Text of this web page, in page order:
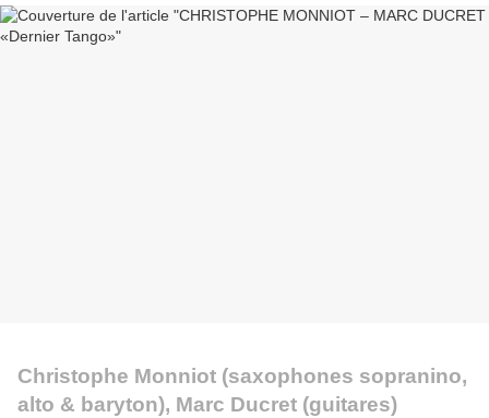
Christophe Monniot (saxophones sopranino,
alto & baryton), Marc Ducret (guitares)